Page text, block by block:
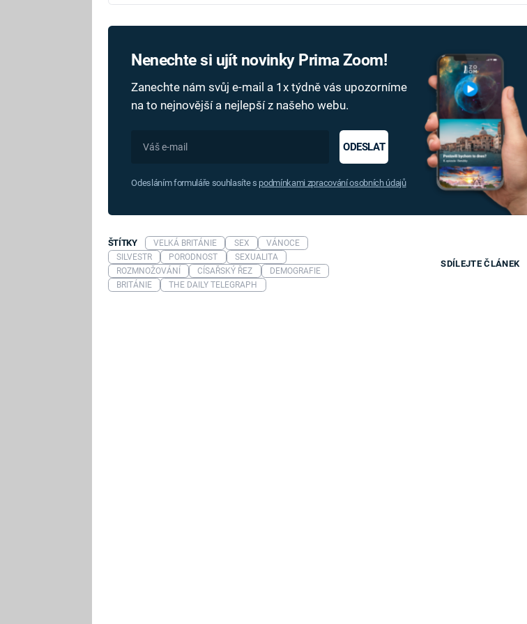
Nenechte si ujít novinky Prima Zoom!
Zanechte nám svůj e-mail a 1x týdně vás upozorníme
na to nejnovější a nejlepší z našeho webu.
ODESLAT
Odesláním formuláře souhlasíte s podmínkami zpracování osobních údajů
SDÍLEJTE ČLÁNEK
ŠTÍTKY VELKÁ BRITÁNIE SEX
VÁNOCE
SILVESTR
PORODNOST
SEXUALITA
ROZMNOŽOVÁNÍ
CÍSAŘSKÝ ŘEZ
DEMOGRAFIE
BRITÁNIE
THE DAILY TELEGRAPH